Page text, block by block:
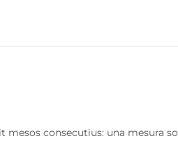
consecutius: una mesura